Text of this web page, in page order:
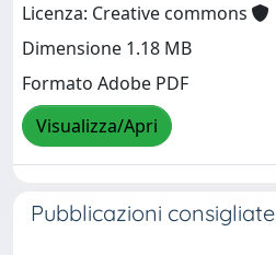
Licenza: Creative commons
Dimensione 1.18 MB
Formato Adobe PDF
Visualizza/Apri
Pubblicazioni consigliate